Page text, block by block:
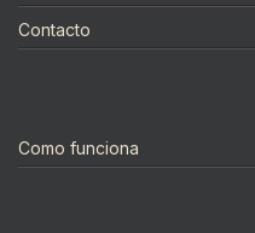
Contacto
Como funciona